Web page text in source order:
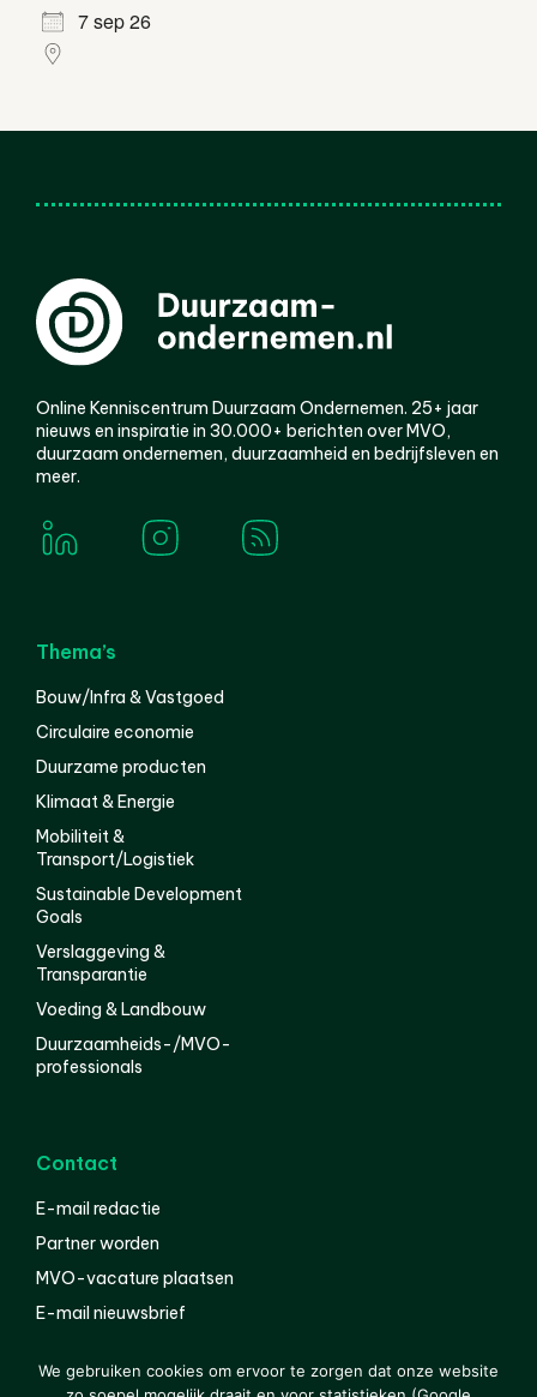
7 sep 26
Online Kenniscentrum Duurzaam Ondernemen. 25+ jaar
nieuws en inspiratie in 30.000+ berichten over MVO,
duurzaam ondernemen, duurzaamheid en bedrijfsleven en
meer.
Thema’s
Bouw/Infra & Vastgoed
Circulaire economie
Duurzame producten
Klimaat & Energie
Mobiliteit &
Transport/Logistiek
Sustainable Development
Goals
Verslaggeving &
Transparantie
Voeding & Landbouw
Duurzaamheids-/MVO-
professionals
Contact
E-mail redactie
Partner worden
MVO-vacature plaatsen
E-mail nieuwsbrief
We gebruiken cookies om ervoor te zorgen dat onze website